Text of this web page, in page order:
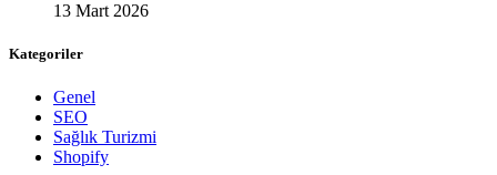
13 Mart 2026
Kategoriler
Genel
SEO
Sağlık Turizmi
Shopify